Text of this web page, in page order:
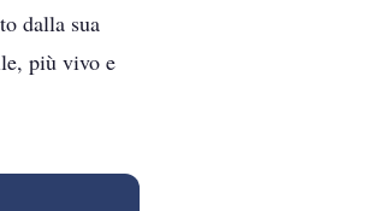
dalla sua
più vivo e